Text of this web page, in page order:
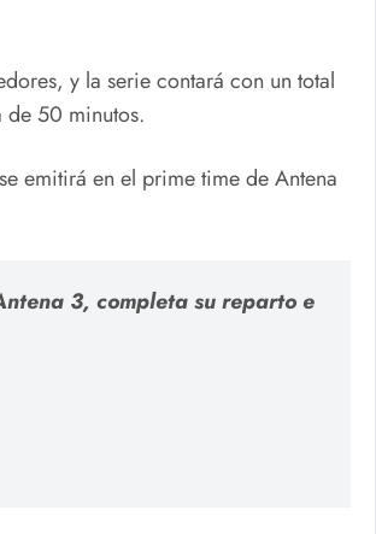
y la serie contará con un total
50 minutos.
emitirá en el prime time de Antena
3, completa su reparto e